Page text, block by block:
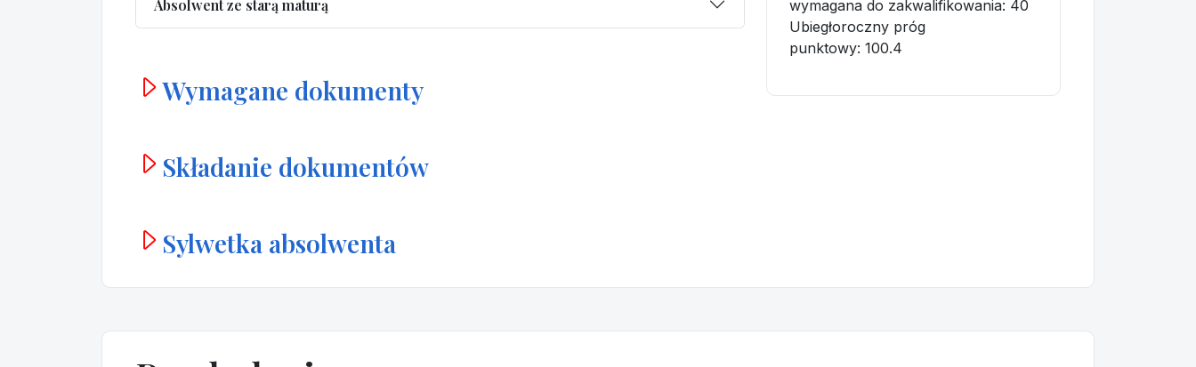
Absolwent ze starą maturą
Wymagane dokumenty
Składanie dokumentów
Sylwetka absolwenta
wymagana do zakwalifikowania: 40
Ubiegłoroczny próg
punktowy: 100.4